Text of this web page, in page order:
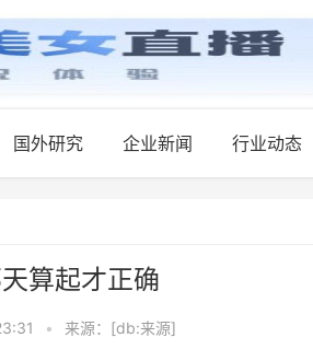
国外研究 企业新闻 行业动态
算起才正确
• 来源：[db:来源]